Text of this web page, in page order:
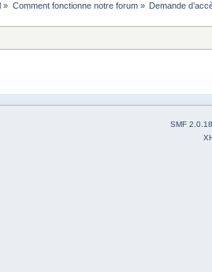
» Comment fonctionne notre forum» Demande
SMF 2.0.18